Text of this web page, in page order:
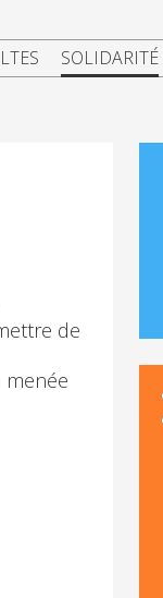
SOLIDARITÉ
de
menée